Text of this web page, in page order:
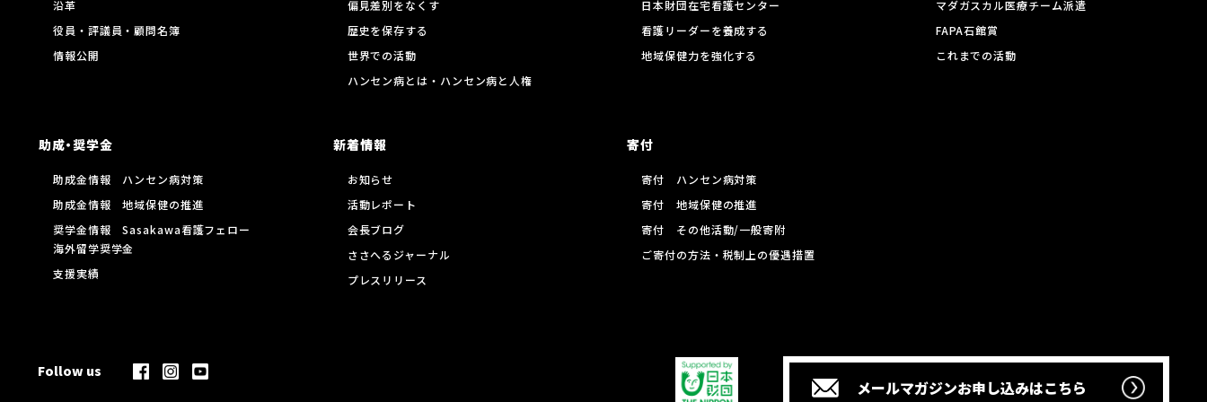
沿革
役員・評議員・顧問名簿
情報公開
偏見差別をなくす
歴史を保存する
世界での活動
ハンセン病とは・ハンセン病と人権
日本財団在宅看護センター
看護リーダーを養成する
地域保健力を強化する
マダガスカル医療チーム派遣
FAPA石館賞
これまでの活動
助成・奨学金
助成金情報 ハンセン病対策
助成金情報 地域保健の推進
奨学金情報 Sasakawa看護フェロー
海外留学奨学金
支援実績
新着情報
お知らせ
活動レポート
会長ブログ
ささへるジャーナル
プレスリリース
寄付
寄付 ハンセン病対策
寄付 地域保健の推進
寄付 その他活動/一般寄附
ご寄付の方法・税制上の優遇措置
メールマガジンお申し込みはこちら
Follow us